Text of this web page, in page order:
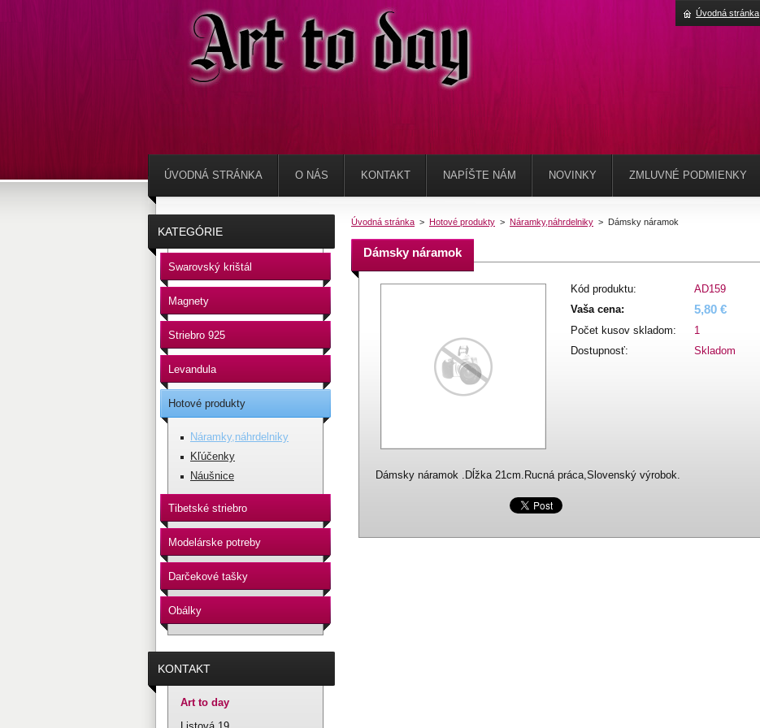
Úvodná stránka > Hotové produkty > Náramky,náhrdelniky > Dámsky náramok
Dámsky náramok
Kód produktu:
AD159
Vaša cena:
5,80 €
Počet kusov skladom:
1
Dostupnosť:
Skladom
Dámsky náramok .Dĺžka 21cm.Rucná práca,Slovenský výrobok.
KATEGÓRIE
Swarovský krištál
Magnety
Striebro 925
Levandula
Hotové produkty
Náramky,náhrdelniky
Kľúčenky
Náušnice
Tibetské striebro
Modelárske potreby
Darčekové tašky
Obálky
KONTAKT
Art to day
ÚVODNÁ STRÁNKA O NÁS KONTAKT NAPÍŠTE NÁM NOVINKY ZMLUVNÉ PODMIENKY
Úvodná stránka